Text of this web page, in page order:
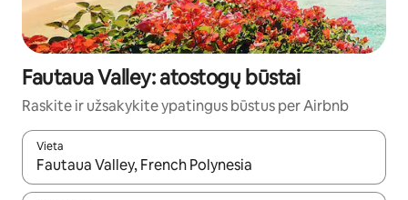
Fautaua Valley: atostogų būstai
Raskite ir užsakykite ypatingus būstus per Airbnb
Vieta
Kai pasirodys paieškos rezultatai, juos naršyti galite